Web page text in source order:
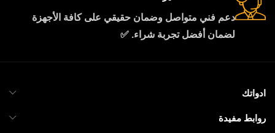
دعم فني متواصل وضمان حقيقي على كافة الأجهزة
لضمان أفضل تجربة شراء. ✅
ادواتك
روابط مفيدة